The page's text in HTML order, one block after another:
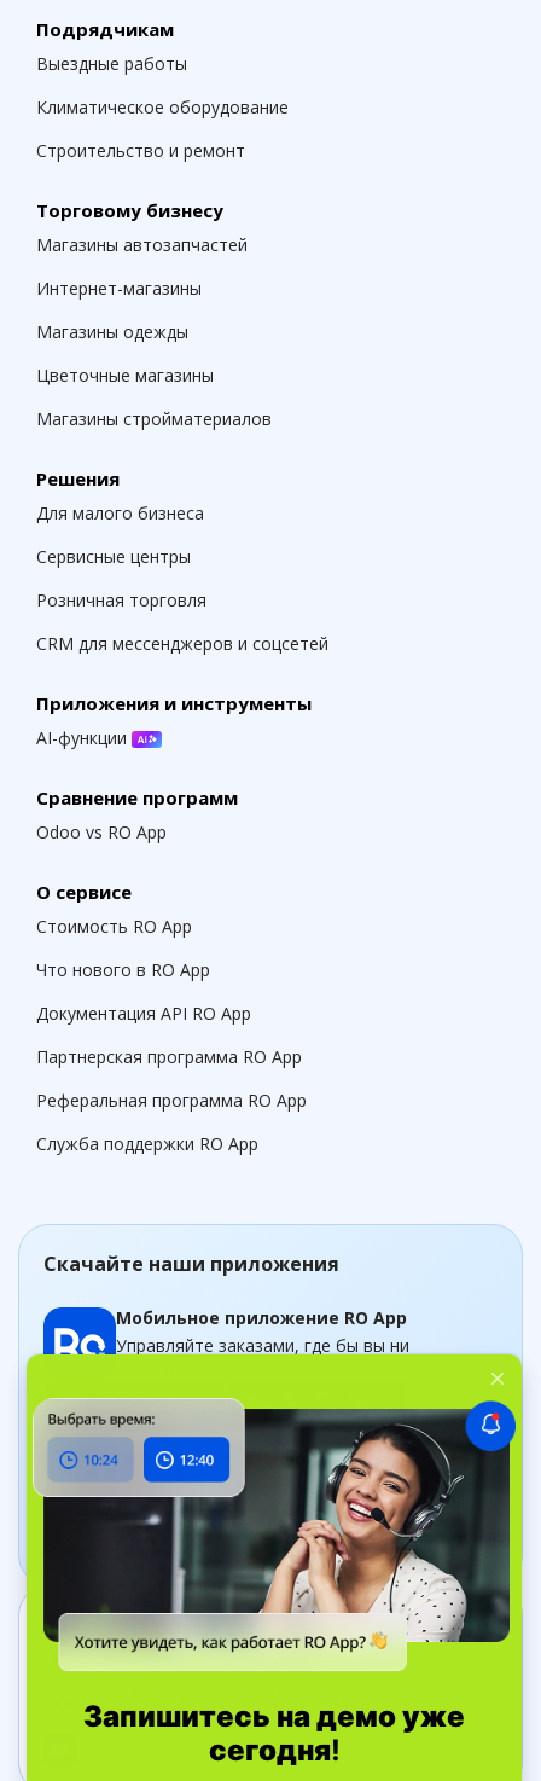
Подрядчикам
Выездные работы
Климатическое оборудование
Строительство и ремонт
Торговому бизнесу
Магазины автозапчастей
Интернет-магазины
Магазины одежды
Цветочные магазины
Магазины стройматериалов
Решения
Для малого бизнеса
Сервисные центры
Розничная торговля
CRM для мессенджеров и соцсетей
Приложения и инструменты
AI-функции
Сравнение программ
Odoo vs RO App
О сервисе
Стоимость RO App
Что нового в RO App
Документация API RO App
Партнерская программа RO App
Реферальная программа RO App
Служба поддержки RO App
Скачайте наши приложения
Мобильное приложение RO App
Управляйте заказами, где бы вы ни
Приложение Дашборд
Следите за бизнесом в рельном времени
Связаться с нами
Великобритания